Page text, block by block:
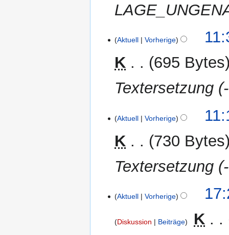
AprilAktuell Vorherige
K
695 Bytes
Textersetzung (-
Aktuell Vorherige
K
730 Bytes
Textersetzung (-
MärzAktuell Vorherige
Diskussion Beiträge
K